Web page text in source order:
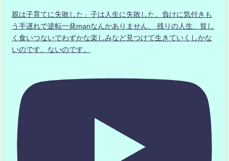
親は子育てに失敗した」子は人生に失敗した。負けに気付きも
う手遅れで逆転一発manなんかありません、 残りの人生、貧し
く食いつないでわずかな楽しみなど見つけて生きていくしかな
いのです。ないのです。